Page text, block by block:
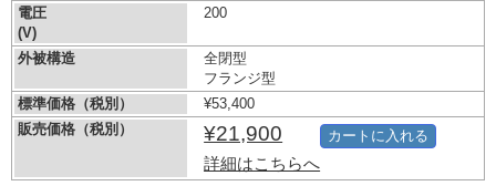
電圧
(V)
200
外被構造
全閉型
フランジ型
標準価格（税別）
¥53,400
販売価格（税別）
¥21,900
詳細はこちらへ
カートに入れる